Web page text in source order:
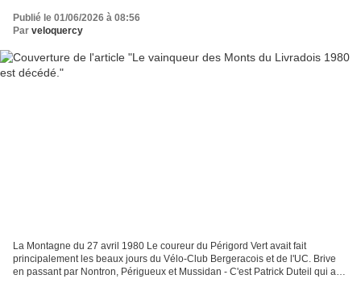
Publié le 01/06/2026 à 08:56
Par veloquercy
La Montagne du 27 avril 1980 Le coureur du Périgord Vert avait fait
principalement les beaux jours du Vélo-Club Bergeracois et de l'UC. Brive
en passant par Nontron, Périgueux et Mussidan - C'est Patrick Duteil qui a